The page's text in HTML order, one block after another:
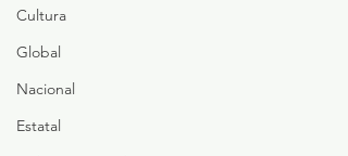
Cultura
Global
Nacional
Estatal